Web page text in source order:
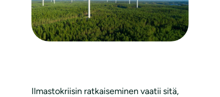
Ilmastokriisin ratkaiseminen vaatii sitä,